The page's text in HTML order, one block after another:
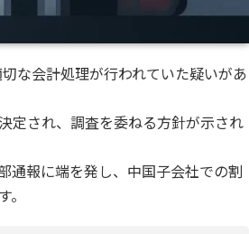
な会計処理が行われていた疑いがあ
定され、調査を委ねる方針が示され
通報に端を発し、中国子会社での割